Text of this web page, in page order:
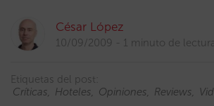
César López
10/09/2009 1 minuto de lectura
Etiquetas del post:
Críticas
Hoteles Opiniones Reviews